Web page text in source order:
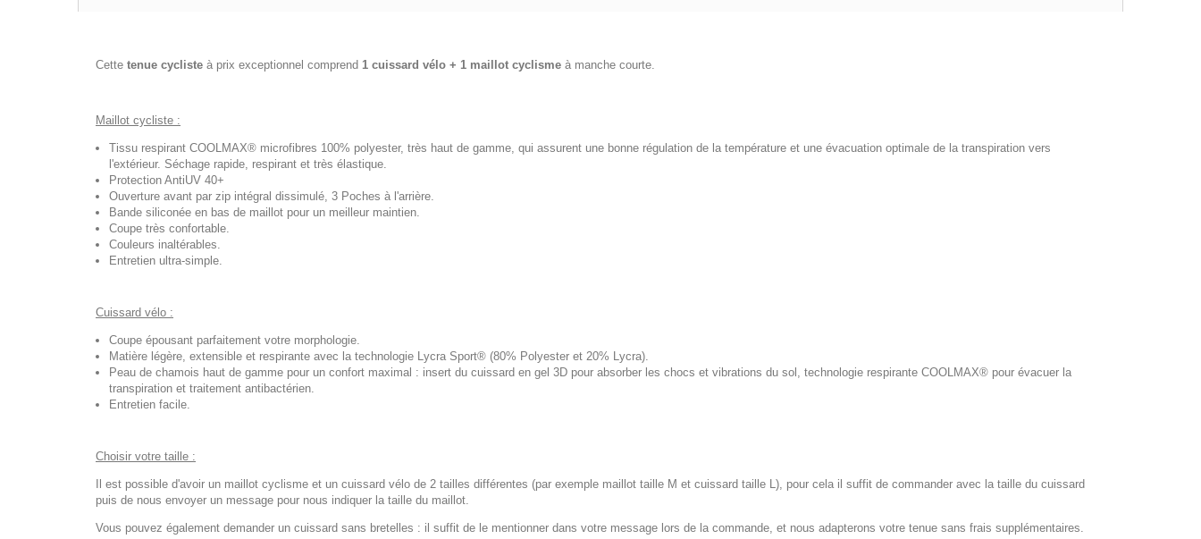
Cette tenue cycliste à prix exceptionnel comprend 1 cuissard vélo + 1 maillot cyclisme à manche courte.
Maillot cycliste :
Tissu respirant COOLMAX® microfibres 100% polyester, très haut de gamme, qui assurent une bonne régulation de la température et une évacuation optimale de la transpiration vers
l'extérieur. Séchage rapide, respirant et très élastique.
Protection AntiUV 40+
Ouverture avant par zip intégral dissimulé, 3 Poches à l'arrière.
Bande siliconée en bas de maillot pour un meilleur maintien.
Coupe très confortable.
Couleurs inaltérables.
Entretien ultra-simple.
Cuissard vélo :
Coupe épousant parfaitement votre morphologie.
Matière légère, extensible et respirante avec la technologie Lycra Sport® (80% Polyester et 20% Lycra).
Peau de chamois haut de gamme pour un confort maximal : insert du cuissard en gel 3D pour absorber les chocs et vibrations du sol, technologie respirante COOLMAX® pour évacuer la
transpiration et traitement antibactérien.
Entretien facile.
Choisir votre taille :
Il est possible d'avoir un maillot cyclisme et un cuissard vélo de 2 tailles différentes (par exemple maillot taille M et cuissard taille L), pour cela il suffit de commander avec la taille du cuissard
puis de nous envoyer un message pour nous indiquer la taille du maillot.
Vous pouvez également demander un cuissard sans bretelles : il suffit de le mentionner dans votre message lors de la commande, et nous adapterons votre tenue sans frais supplémentaires.